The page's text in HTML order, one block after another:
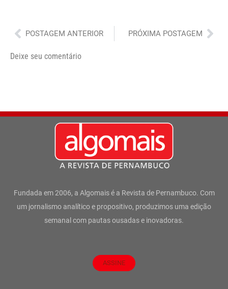
Anterior
POSTAGEM ANTERIOR PRÓXIMA POSTAGEM
Deixe seu comentário
Fundada em 2006, a Algomais é a Revista de Pernambuco. Com
um jornalismo analítico e propositivo, produzimos uma edição
semanal com pautas ousadas e inovadoras.
ASSINE